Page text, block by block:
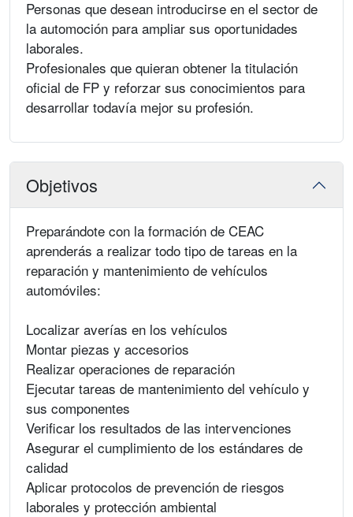
Personas que desean introducirse en el sector de
la automoción para ampliar sus oportunidades
laborales.
Profesionales que quieran obtener la titulación
oficial de FP y reforzar sus conocimientos para
desarrollar todavía mejor su profesión.
Objetivos
Preparándote con la formación de CEAC
aprenderás a realizar todo tipo de tareas en la
reparación y mantenimiento de vehículos
automóviles:
Localizar averías en los vehículos
Montar piezas y accesorios
Realizar operaciones de reparación
Ejecutar tareas de mantenimiento del vehículo y
sus componentes
Verificar los resultados de las intervenciones
Asegurar el cumplimiento de los estándares de
calidad
Aplicar protocolos de prevención de riesgos
laborales y protección ambiental